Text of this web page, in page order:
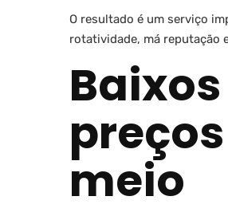
O resultado é um serviço
rotatividade, má reputação
meio